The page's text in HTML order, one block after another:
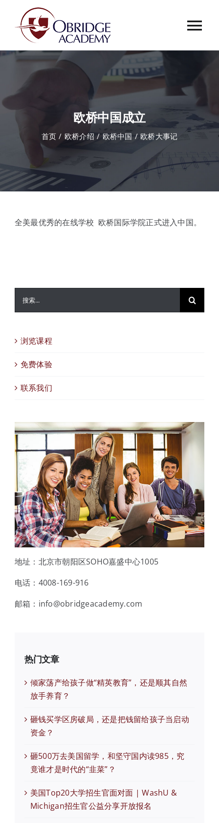
首页
欧桥介绍
课程中心
合作伙伴
体验中心
欧桥中国成立
首页 欧桥介绍 欧桥中国 欧桥大事记
全美最优秀的在线学校 欧桥国际学院正式进入中国。
索：
浏览课程
免费体验
联系我们
地址：北京市朝阳区SOHO嘉盛中心1005
电话：4008-169-916
邮箱：info@obridgeacademy.com
热门文章
倾家荡产给孩子做“精英教育”，还是顺其自然
放手养育？
砸钱买学区房破局，还是把钱留给孩子当启动
资金？
砸500万去美国留学，和坚守国内读985，究
竟谁才是时代的“韭菜”？
美国Top20大学招生官面对面 | WashU &
Michigan招生官公益分享开放报名